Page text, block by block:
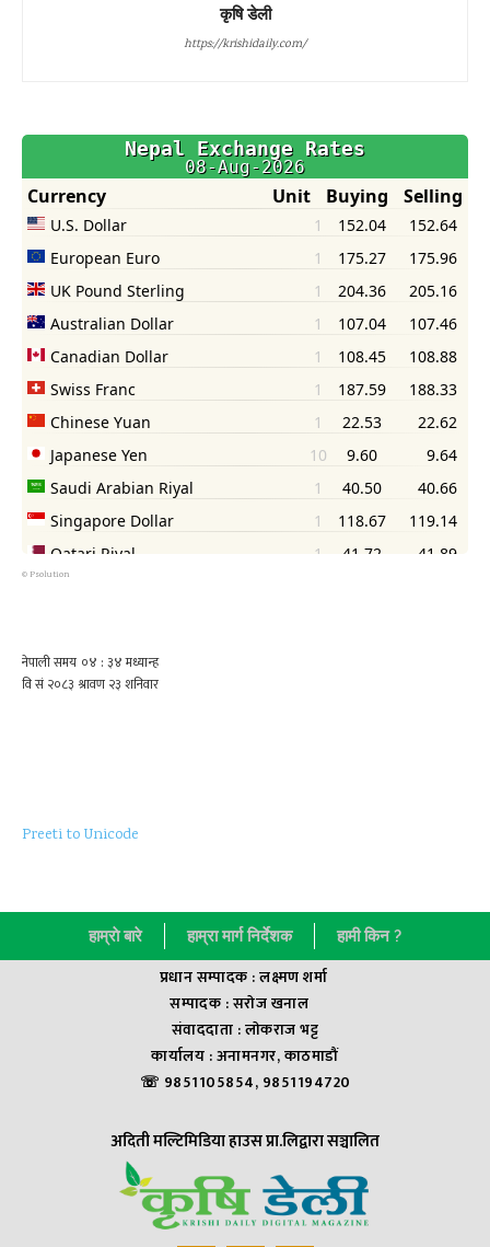
कृषि डेली
https://krishidaily.com/
© Psolution
Preeti to Unicode
हाम्राे बारे हाम्रा मार्ग निर्देशक हामी किन ?
प्रधान सम्पादक : लक्ष्मण शर्मा
सम्पादक : सराेज खनाल
संवाददाता : लाेकराज भट्ट
कार्यालय : अनामनगर, काठमाडौं
☏ 9851105854, 9851194720
अदिती मल्टिमिडिया हाउस प्रा.लिद्वारा सञ्चालित